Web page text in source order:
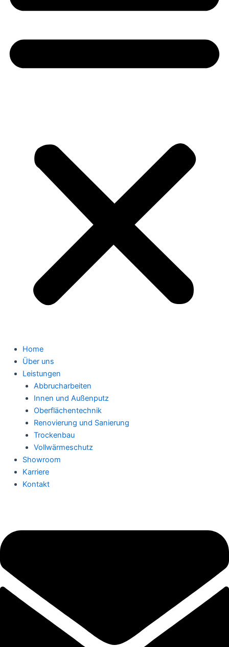
Home
Über uns
Leistungen
Abbrucharbeiten
Innen und Außenputz
Oberflächentechnik
Renovierung und Sanierung
Trockenbau
Vollwärmeschutz
Showroom
Karriere
Kontakt